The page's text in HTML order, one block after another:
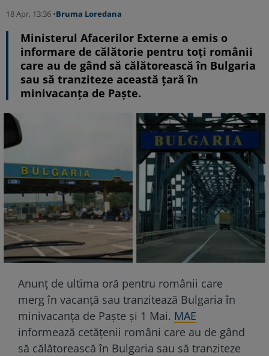
18 Apr, 13:36 •Bruma Loredana
Ministerul Afacerilor Externe a emis o
informare de călătorie pentru toți românii
care au de gând să călătorească în Bulgaria
sau să tranziteze această țară în
minivacanța de Paște.
Anunț de ultima oră pentru românii care
merg în vacanță sau tranzitează Bulgaria în
minivacanța de Paște și 1 Mai. MAE
informează cetăţenii români care au de gând
să călătorească în Bulgaria sau să tranziteze